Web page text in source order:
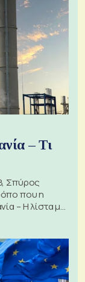
– Τι
Σπύρος
που η
– Η λίστα με